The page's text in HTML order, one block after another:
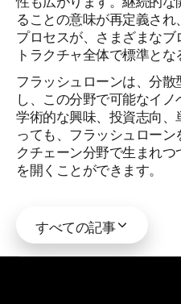
ることの意味が再定義さ
プロセスが、さまざまな
トラクチャ全体で標準とな
フラッシュローンは、分
し、この分野で可能なイノ
学術的な興味、投資志向
っても、フラッシュロー
クチェーン分野で生まれ
を開くことができます。
すべての記事